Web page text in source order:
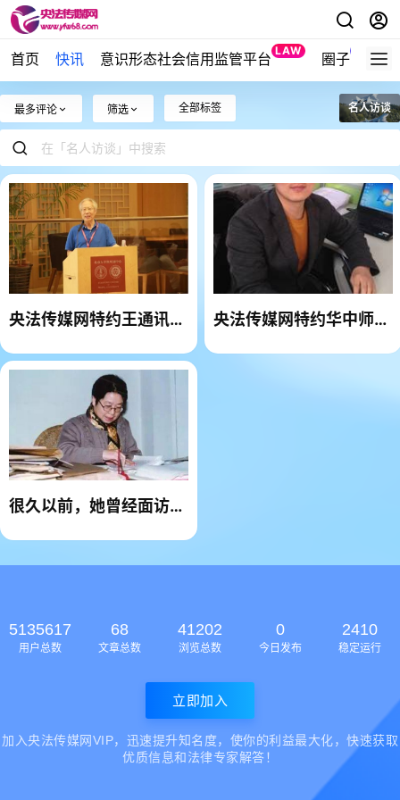
首页 快讯 意识形态社会信用监管平台 LAW 圈子 NEW
最多评论 筛选 全部标签 名人访谈
央法传媒网特约王通讯同
央法传媒网特约华中师范
很久以前，她曾经面访作
5135617
用户总数
68
文章总数
41202
浏览总数
0
今日发布
2410
稳定运行
立即加入
加入央法传媒网VIP，迅速提升知名度，使你的利益最大化，快速获取
优质信息和法律专家解答！